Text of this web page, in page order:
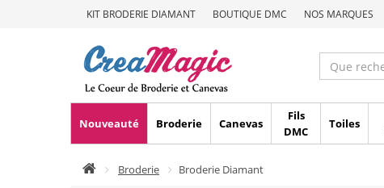
KIT BRODERIE DIAMANT BOUTIQUE DMC NOS MARQUES
Nouveauté Broderie Canevas
Fils
DMC
Toiles
Broderie Broderie Diamant